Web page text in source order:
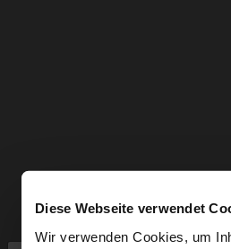
Diese Webseite verwendet
Wir verwenden Cookies, um